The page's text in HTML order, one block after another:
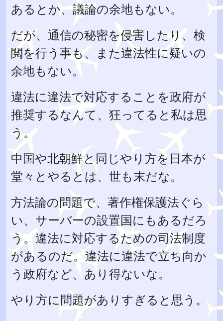
あるとか、議論の余地もない。
だが、通信の秘密を侵害したり、検
閲を行う事も、また違法性に疑いの
余地もない。
違法に違法で対応することを政府が
推奨するなんて、狂ってると私は思
う。
中国や北朝鮮と同じやり方を日本が
堂々とやるとは、世も末だな。
方法論の問題で、著作権保護法ぐら
い、サーバーの設置国にもあるだろ
う。違法に対応するための司法制度
があるのだ。違法に違法で立ち向か
う政府など、あり得ないな。
やり方に問題がありすぎると思う。